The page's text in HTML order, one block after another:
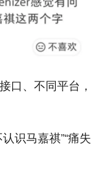
口、不同平台，
识马嘉祺”“痛失